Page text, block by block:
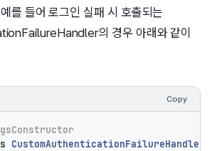
를 들어 로그인 실패 시 호출되는
의 경우 아래와 같이
Copy
CustomAuthenticationFailureHandler